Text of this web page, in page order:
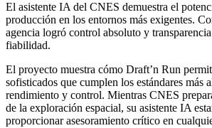
El asistente IA del CNES demuestra el
producción en los entornos más exigentes.
agencia logró control absoluto y
fiabilidad.
El proyecto muestra cómo Draft’n Run
sofisticados que cumplen los estándares más
rendimiento y control. Mientras CNES
de la exploración espacial, su asistente IA
proporcionar asesoramiento crítico en